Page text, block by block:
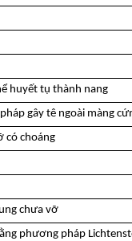
huyết tụ thành nang
gây tê ngoài màng
có choáng
chưa vỡ
phương pháp